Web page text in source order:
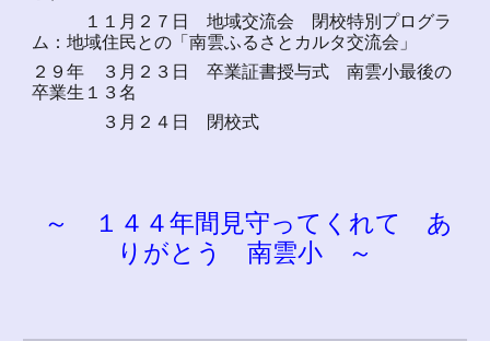
１１月２７日 地域交流会 閉校特別プログラ
ム：地域住民との「南雲ふるさとカルタ交流会」
２９年 ３月２３日 卒業証書授与式 南雲小最後の
卒業生１３名
３月２４日 閉校式
～ １４４年間見守ってくれて あ
りがとう 南雲小 ～